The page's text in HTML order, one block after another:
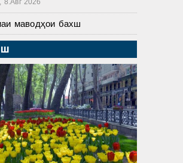
маводҳои бахш